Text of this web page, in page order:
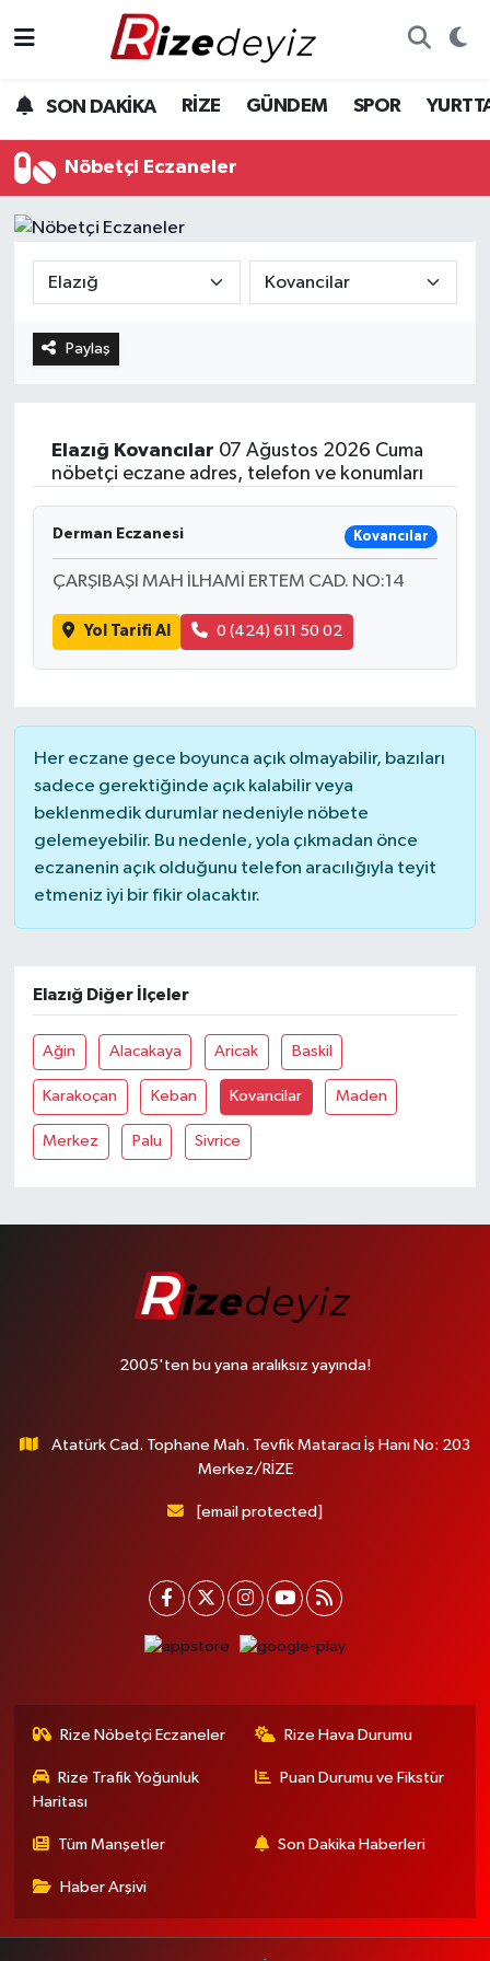
SON DAKİKA RİZE GÜNDEM SPOR
Nöbetçi Eczaneler
Paylaş
Elazığ Kovancılar 07 Ağustos 2026 Cuma
nöbetçi eczane adres, telefon ve konumları
Derman Eczanesi Kovancılar
ÇARŞIBAŞI MAH İLHAMİ ERTEM CAD. NO:14
Yol Tarifi Al 0 (424) 611 50 02
Her eczane gece boyunca açık olmayabilir, bazıları
sadece gerektiğinde açık kalabilir veya
beklenmedik durumlar nedeniyle nöbete
gelemeyebilir. Bu nedenle, yola çıkmadan önce
eczanenin açık olduğunu telefon aracılığıyla teyit
etmeniz iyi bir fikir olacaktır.
Elazığ Diğer İlçeler
Ağin Alacakaya Aricak Baskil
Karakoçan Keban Kovancilar Maden
Merkez Palu Sivrice
2005'ten bu yana aralıksız yayında!
Atatürk Cad. Tophane Mah. Tevfik Mataracı İş Hanı No: 203
Merkez/RİZE
[email protected]
Rize Nöbetçi Eczaneler Rize Hava Durumu
Rize Trafik Yoğunluk
Haritası
Puan Durumu ve Fikstür
Tüm Manşetler Son Dakika Haberleri
Haber Arşivi
Gündem
Yurttan Haberler
Teknoloji
Sağlık
Rize Hava Durumu
Rize Trafik Yoğunluk Haritası
Tüm Manşetler
Son Dakika Haberleri